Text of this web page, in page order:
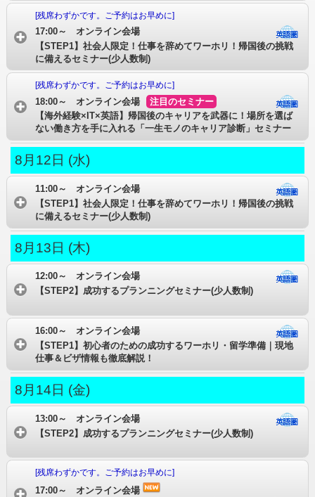
[残席わずかです。ご予約はお早めに]
17:00～ オンライン会場
【STEP1】社会人限定！仕事を辞めてワーホリ！帰国後の挑戦
に備えるセミナー(少人数制)
[残席わずかです。ご予約はお早めに]
18:00～ オンライン会場
注目のセミナー
【海外経験×IT×英語】帰国後のキャリアを武器に！場所を選ば
ない働き方を手に入れる「一生モノのキャリア診断」セミナー
8月12日 (水)
11:00～ オンライン会場
【STEP1】社会人限定！仕事を辞めてワーホリ！帰国後の挑戦
に備えるセミナー(少人数制)
8月13日 (木)
12:00～ オンライン会場
【STEP2】成功するプランニングセミナー(少人数制)
16:00～ オンライン会場
【STEP1】初心者のための成功するワーホリ・留学準備｜現地
仕事＆ビザ情報も徹底解説！
8月14日 (金)
13:00～ オンライン会場
【STEP2】成功するプランニングセミナー(少人数制)
[残席わずかです。ご予約はお早めに]
17:00～ オンライン会場